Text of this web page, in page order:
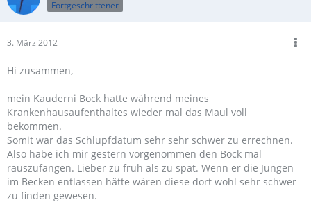
Fortgeschrittener
3. März 2012
Hi zusammen,
mein Kauderni Bock hatte während meines
Krankenhausaufenthaltes wieder mal das Maul voll
bekommen.
Somit war das Schlupfdatum sehr sehr schwer zu errechnen.
Also habe ich mir gestern vorgenommen den Bock mal
rauszufangen. Lieber zu früh als zu spät. Wenn er die Jungen
im Becken entlassen hätte wären diese dort wohl sehr schwer
zu finden gewesen.